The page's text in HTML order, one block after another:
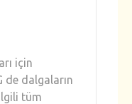
için
de dalgaların
tüm